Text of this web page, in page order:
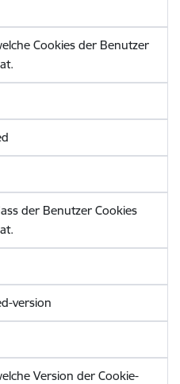
Cookies der Benutzer
der Benutzer Cookies
version
Version der Cookie-